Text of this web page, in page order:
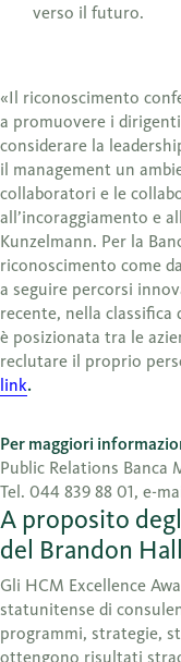
verso il futuro.
«Il riconoscimento
a promuovere i
considerare la
il management un
collaboratori e le
all’incoraggiamento e
Kunzelmann. Per la
riconoscimento come
a seguire percorsi
recente, nella classifica
è posizionata tra le
reclutare il proprio
link.
Per maggiori
Public Relations Banca
Tel. 044 839 88 01, e-
A proposito
del Brandon
Gli HCM Excellence
statunitense di
programmi, strategie,
ottengono risultati